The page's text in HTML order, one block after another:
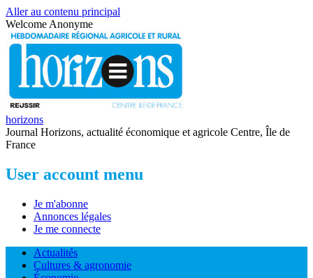
Aller au contenu principal
Welcome Anonyme
horizons
Journal Horizons, actualité économique et agricole Centre, Île de
France
User account menu
Je m'abonne
Annonces légales
Je me connecte
Actualités
Cultures & agronomie